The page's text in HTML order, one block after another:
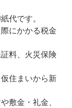
代です。
にかかる税金
料、火災保険
住まいから新
敷金・礼金、